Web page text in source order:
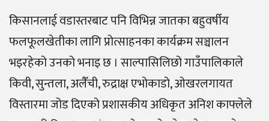
किसानलाई वडास्तरबाट पनि विभिन्न जातका बहुवर्षीय
फलफूलखेतीका लागि प्रोत्साहनका कार्यक्रम सञ्चालन
भइरहेको उनको भनाइ छ । साल्पासिलिछो गाउँपालिकाले
किवी, सुन्तला, अलैँची, रुद्राक्ष एभोकाडो, ओखरलगायत
विस्तारमा जोड दिएको प्रशासकीय अधिकृत अनिश काफ्लेले